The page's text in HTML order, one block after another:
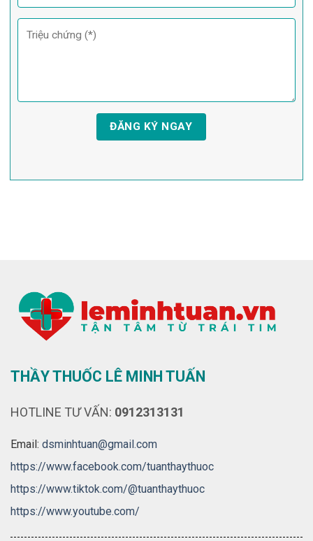
THẦY THUỐC LÊ MINH TUẤN
HOTLINE TƯ VẤN: 0912313131
Email: dsminhtuan@gmail.com
https://www.facebook.com/tuanthaythuoc
https://www.tiktok.com/@tuanthaythuoc
https://www.youtube.com/